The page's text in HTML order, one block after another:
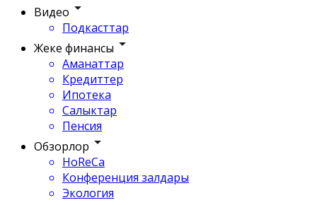
Видео
Подкасттар
Жеке финансы
Аманаттар
Кредиттер
Ипотека
Салыктар
Пенсия
Обзорлор
HoReCa
Конференция залдары
Экология